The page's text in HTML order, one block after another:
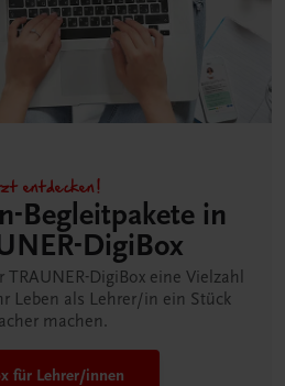
entdecken!
Begleitpakete in
DigiBox
DigiBox eine Vielzahl
Leben als Lehrer/in ein Stück
machen.
für Lehrer/innen